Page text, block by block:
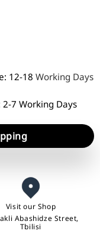
12-18 Working Days
7 Working Days
Visit our Shop
Abashidze Street,
Tbilisi